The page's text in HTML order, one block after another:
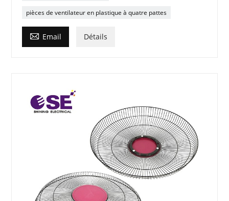
pièces de ventilateur en plastique à quatre pattes
 Email Détails